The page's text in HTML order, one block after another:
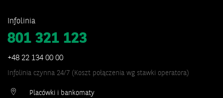
Infolinia
801 321 123
+48 22 134 00 00
Infolinia czynna 24/7 (Koszt połączenia wg stawki operatora)
Placówki i bankomaty